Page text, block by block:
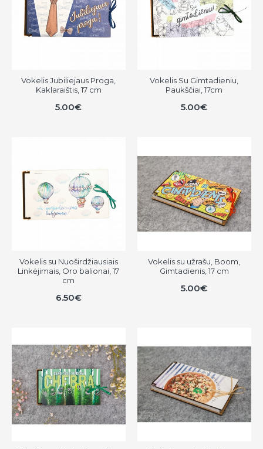
Vokelis Jubiliejaus Proga,
Kaklaraištis, 17 cm
5.00€
Vokelis Su Gimtadieniu,
Paukščiai, 17cm
5.00€
Vokelis su Nuoširdžiausiais
Linkėjimais, Oro balionai, 17
cm
6.50€
Vokelis su užrašu, Boom,
Gimtadienis, 17 cm
5.00€